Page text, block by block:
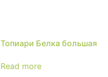
Топиари Белка большая
Read more